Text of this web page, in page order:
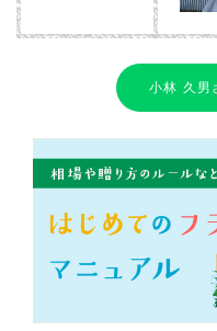
小林 久男